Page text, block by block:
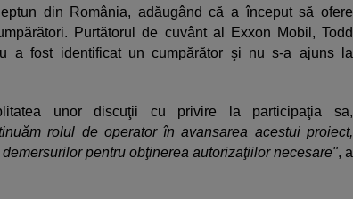
din România, adăugând că a început să ofere
Purtătorul de cuvânt al Exxon Mobil, Todd
a fost identificat un cumpărător şi nu s-a ajuns la
unor discuţii cu privire la participaţia sa,
rolul de operator în avansarea acestui proiect,
pentru obţinerea autorizaţiilor necesare", a